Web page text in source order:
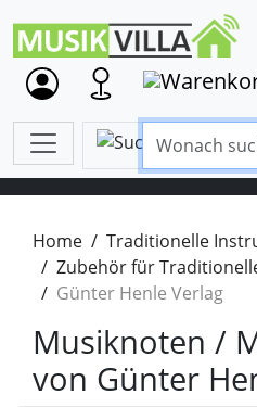
Home
Traditionelle
Zubehör für
Günter Henle Verlag
Musiknoten /
von Günter